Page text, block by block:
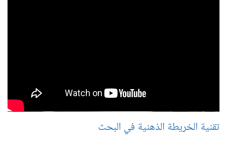
تقنية الخريطة الذهنية في البحث